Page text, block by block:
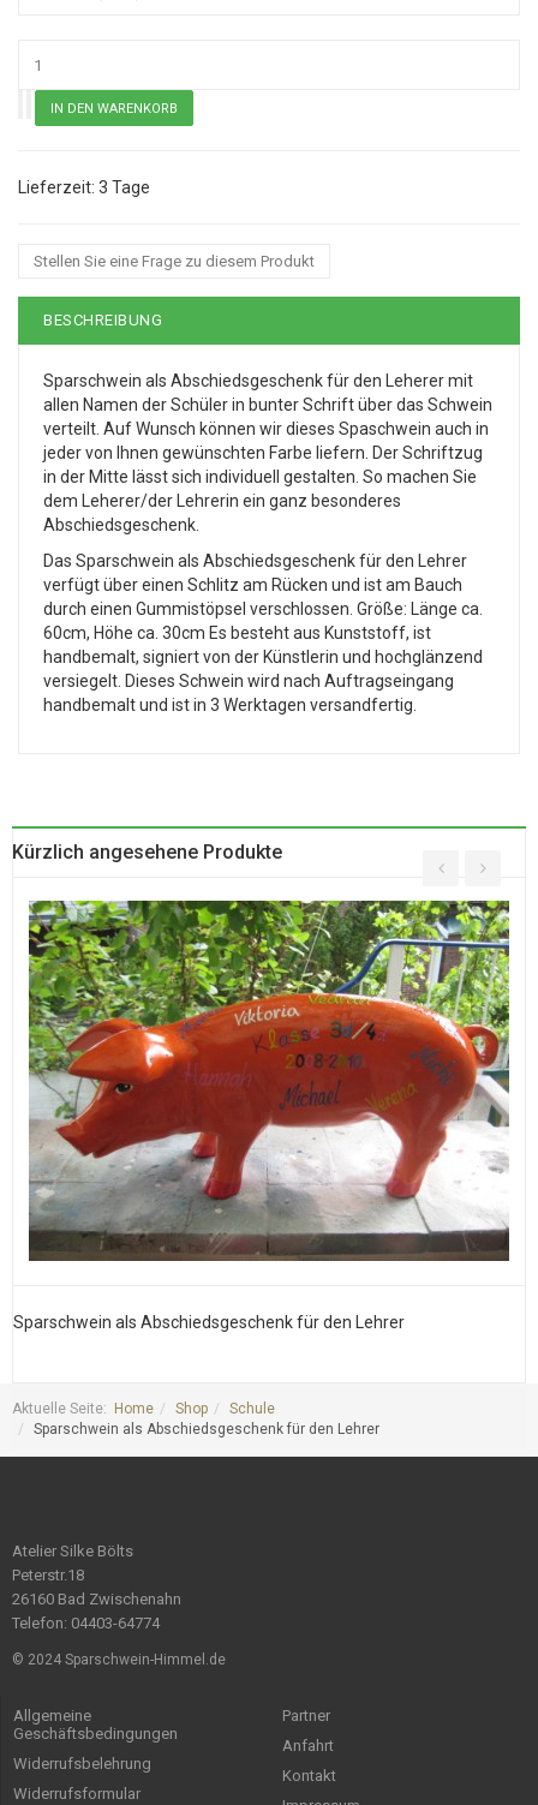
3 Tage
Stellen Sie eine Frage zu diesem Produkt
BESCHREIBUNG
Sparschwein als Abschiedsgeschenk für den Leherer mit
allen Namen der Schüler in bunter Schrift über das Schwein
verteilt. Auf Wunsch können wir dieses Spaschwein auch in
jeder von Ihnen gewünschten Farbe liefern. Der Schriftzug
in der Mitte lässt sich individuell gestalten. So machen Sie
dem Leherer/der Lehrerin ein ganz besonderes
Abschiedsgeschenk.
Das Sparschwein als Abschiedsgeschenk für den Lehrer
verfügt über einen Schlitz am Rücken und ist am Bauch
durch einen Gummistöpsel verschlossen. Größe: Länge ca.
60cm, Höhe ca. 30cm Es besteht aus Kunststoff, ist
handbemalt, signiert von der Künstlerin und hochglänzend
versiegelt. Dieses Schwein wird nach Auftragseingang
handbemalt und ist in 3 Werktagen versandfertig.
Kürzlich angesehene Produkte
Sparschwein als Abschiedsgeschenk für den Lehrer
Aktuelle Seite: Home Shop
Schule
Sparschwein als Abschiedsgeschenk für den Lehrer
Atelier Silke Bölts
Peterstr.18
26160 Bad Zwischenahn
Telefon: 04403-64774
© 2024 Sparschwein-Himmel.de
Allgemeine
Geschäftsbedingungen
Widerrufsbelehrung
Widerrufsformular
Partner
Anfahrt
Kontakt